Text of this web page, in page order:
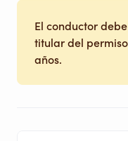
El conductor
titular del
años.